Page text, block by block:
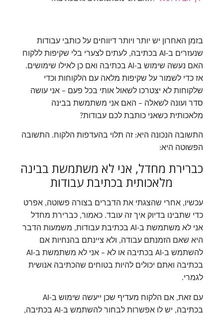
בזמן האחרון יש יותר ויותר דיווחים על כותבי עבודות
שנעזרים ב-AI בכתיבה, לעתים לצערי בלי שקיפות ללקוח
האם נעשה שימוש ב-AI בכתיבה ואם כן לאילו שימושים.
אז כדי לשמור על שקיפות מלאה עם הלקוחות וכדי
שלקוחות לא יצטרכו לשאול אותי בכל פעם – אני עושה
סדר ועונה לשאלה – האם אני משתמשת בבינה
מלאכותית כשאני כותבת לכם עבודות?
התשובה הנכונה היא: זה תלוי בהעדפות הלקוח. התשובה
הפשוטה היא:
כברירת מחדל, אני לא משתמשת בבינה
מלאכותית בכתיבת עבודות
עכשיו, אחרי שהצגתי את הדברים בצורה פשוטה, אפרט
כדי שתבינו בדיוק איך זה עובד. כאמור, כברירת מחדל
אני לא משתמשת ב-AI בכתיבת עבודות
, משמעות הדבר
היא שאם הזמנתם עבודה, ולא ציינתם בהנחיות אם
להשתמש ב-AI בכתיבה או לא – אני לא משתמשת ב-AI
בכתיבה ואתם יכולים להיות בטוחים שהכתיבה אנושית
לגמרי.
עם זאת, אם הלקוח מעדיף שכן ייעשה שימוש ב-AI
בכתיבה, יש לו אפשרות לבחור להשתמש ב-AI בכתיבה,